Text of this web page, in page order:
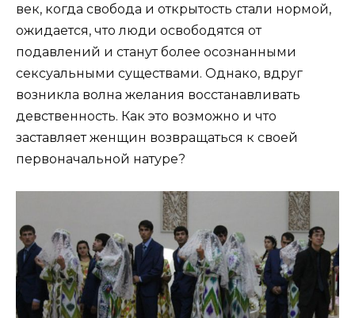
век, когда свобода и открытость стали нормой,
ожидается, что люди освободятся от
подавлений и станут более осознанными
сексуальными существами. Однако, вдруг
возникла волна желания восстанавливать
девственность. Как это возможно и что
заставляет женщин возвращаться к своей
первоначальной натуре?